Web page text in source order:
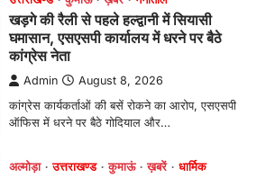
अल्मोड़ा उत्तराखण्ड कुमाऊं ख़बरें धार्मिक
मानिला देवी मंदिर में श्रीमद्भागवत कथा के चतुर्थ
दिवस धूमधाम से मनाया गया श्रीकृष्ण जन्मोत्सव,
राज्य मंत्री कैलाश पंत ने किया कथा श्रवण
Admin August 6, 2026